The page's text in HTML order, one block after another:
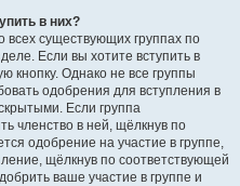
в них?
существующих группах по
Если вы хотите вступить в
кнопку. Однако не все группы
одобрения для вступления в
Если группа
членство в ней, щёлкнув по
одобрение на участие в группе,
щёлкнув по соответствующей
ваше участие в группе и